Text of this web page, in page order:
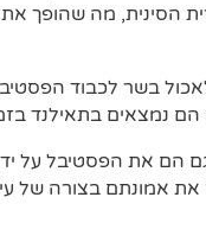
הסינית, מה שהופך
בשר לכבוד
נמצאים בתאילנד
הם את הפסטיבל על
אמונתם בצורה של